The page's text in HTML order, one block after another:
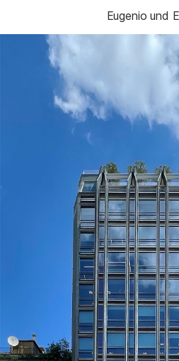
Eugenio und